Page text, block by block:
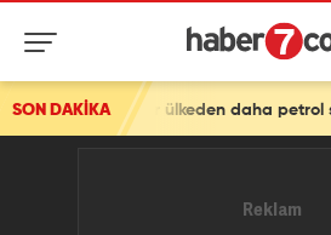
SON DAKİKA
ülkeden daha petrol sürprizi